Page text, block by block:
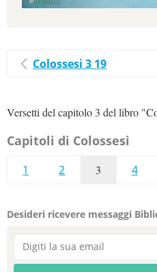
Colossesi 3 19
Versetti del capitolo 3 del libro
Capitoli di Colossesi
1 2 3 4
Desideri ricevere messaggi